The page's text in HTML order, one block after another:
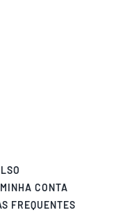
MINHA CONTA
FREQUENTES